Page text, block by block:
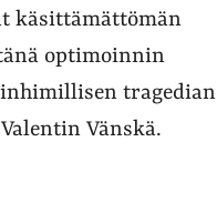
käsittämättömän
optimoinnin
tragedian
Vänskä.